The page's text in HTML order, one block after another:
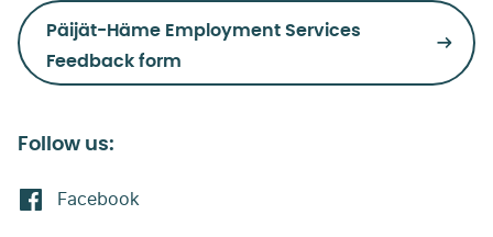
Päijät-Häme Employment Services
Feedback form
Follow us:
Facebook